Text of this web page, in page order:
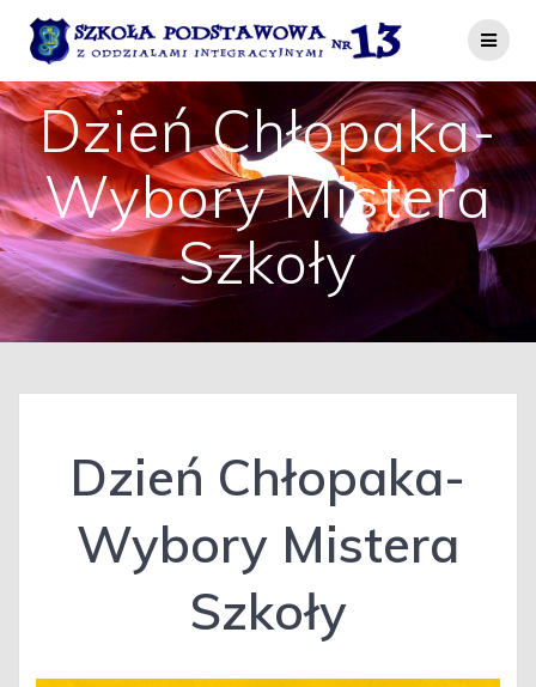
do
treści
Dzień Chłopaka-
Wybory Mistera
Szkoły
Dzień Chłopaka-
Wybory Mistera
Szkoły